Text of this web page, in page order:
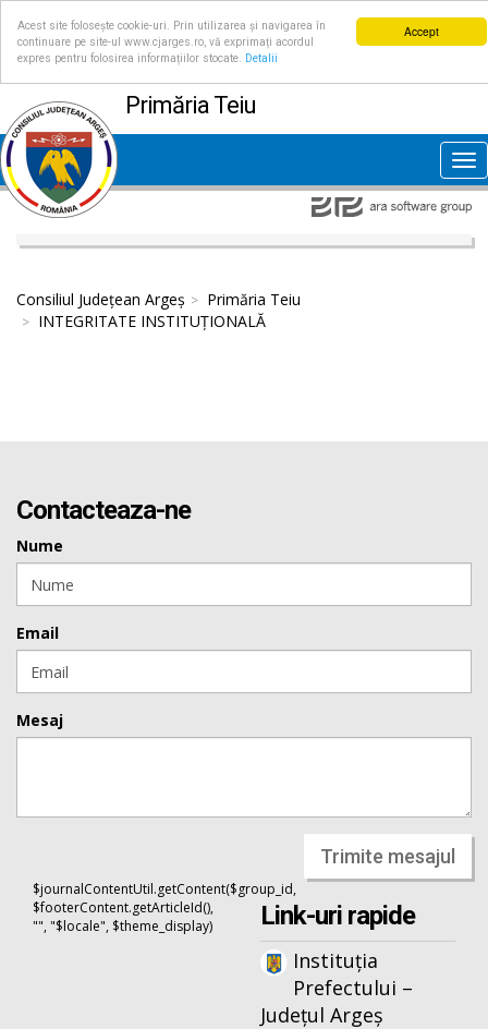
Accept
Acest site folosește cookie-uri. Prin utilizarea și navigarea în
continuare pe site-ul www.cjarges.ro, vă exprimați acordul
expres pentru folosirea informațiilor stocate.
Detalii
Primăria Teiu
Consiliul Județean Argeș
Primăria Teiu
INTEGRITATE INSTITUȚIONALĂ
Contacteaza-ne
Nume
Email
Mesaj
Trimite mesajul
$journalContentUtil.getContent($group_id,
$footerContent.getArticleId(),
"", "$locale", $theme_display)
Link-uri rapide
Instituția
Prefectului –
Județul Argeș